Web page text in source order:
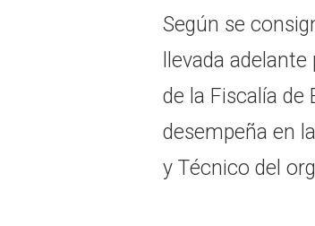
Según se
llevada
de la Fiscalía de
desempeña en
y Técnico del